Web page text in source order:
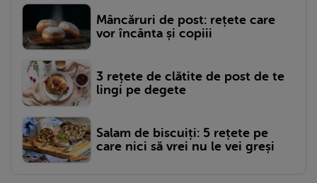
Mâncăruri de post: rețete care
vor încânta și copiii
3 rețete de clătite de post de te
lingi pe degete
Salam de biscuiți: 5 rețete pe
care nici să vrei nu le vei greși